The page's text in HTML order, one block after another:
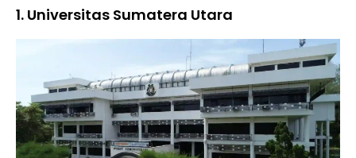
1. Universitas Sumatera Utara